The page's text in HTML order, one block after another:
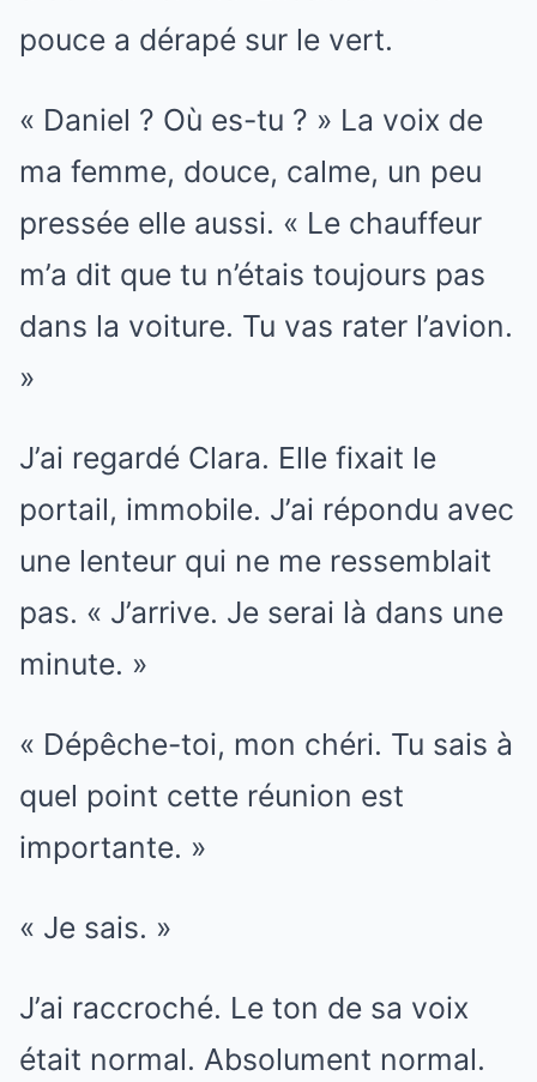
pouce a dérapé sur le vert.
« Daniel ? Où es-tu ? » La voix de
ma femme, douce, calme, un peu
pressée elle aussi. « Le chauffeur
m’a dit que tu n’étais toujours pas
dans la voiture. Tu vas rater l’avion.
»
J’ai regardé Clara. Elle fixait le
portail, immobile. J’ai répondu avec
une lenteur qui ne me ressemblait
pas. « J’arrive. Je serai là dans une
minute. »
« Dépêche-toi, mon chéri. Tu sais à
quel point cette réunion est
importante. »
« Je sais. »
J’ai raccroché. Le ton de sa voix
était normal. Absolument normal.